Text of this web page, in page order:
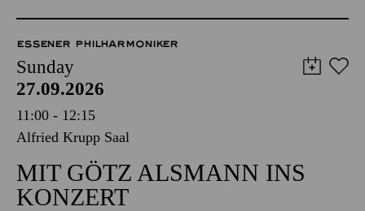
ESSENER PHILHARMONIKER
Sunday
27.09.2026
11:00 - 12:15
Alfried Krupp Saal
MIT GÖTZ ALSMANN INS
KONZERT